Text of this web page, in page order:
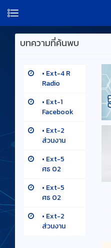
บทความที่ค้นพบ
• Ext-4 R
Radio
• Ext-1
Facebook
• Ext-2
ส่วนงาน
• Ext-5
ศธ 02
• Ext-5
ศธ 02
• Ext-2
ส่วนงาน